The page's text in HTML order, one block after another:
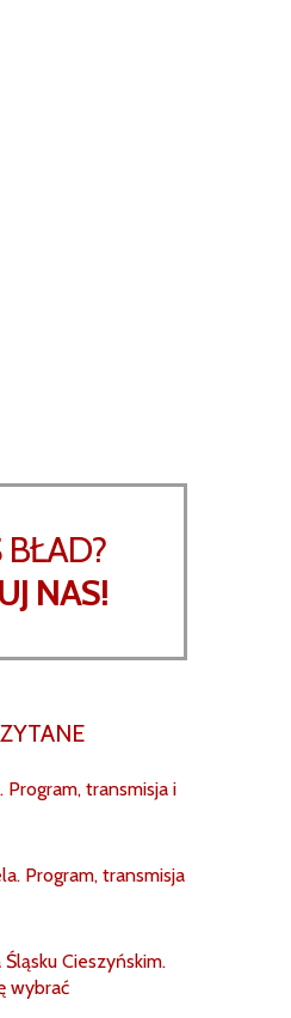
NAS!
transmisja i
Program, transmisja
Cieszyńskim.
wybrać